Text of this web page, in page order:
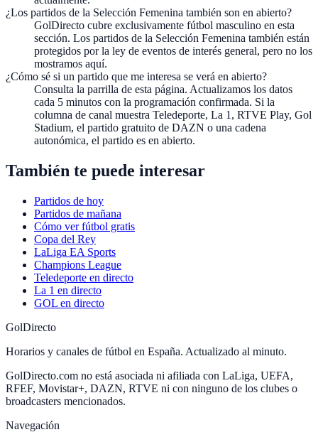
¿Los partidos de la Selección Femenina también son en abierto?
GolDirecto cubre exclusivamente fútbol masculino en esta
sección. Los partidos de la Selección Femenina también están
protegidos por la ley de eventos de interés general, pero no los
mostramos aquí.
¿Cómo sé si un partido que me interesa se verá en abierto?
Consulta la parrilla de esta página. Actualizamos los datos
cada 5 minutos con la programación confirmada. Si la
columna de canal muestra Teledeporte, La 1, RTVE Play, Gol
Stadium, el partido gratuito de DAZN o una cadena
autonómica, el partido es en abierto.
También te puede interesar
Partidos de hoy
Partidos de mañana
Cómo ver fútbol gratis
Copa del Rey
LaLiga EA Sports
Champions League
Teledeporte en directo
La 1 en directo
GOL en directo
GolDirecto
Horarios y canales de fútbol en España. Actualizado al minuto.
GolDirecto.com no está asociada ni afiliada con LaLiga, UEFA,
RFEF, Movistar+, DAZN, RTVE ni con ninguno de los clubes o
broadcasters mencionados.
Navegación